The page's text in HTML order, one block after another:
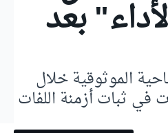
بعد
الموثوقية خلال
في ثبات أزمنة اللفات